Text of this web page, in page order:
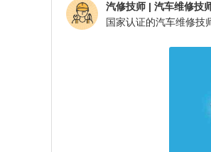
汽修技师 | 汽车维修技